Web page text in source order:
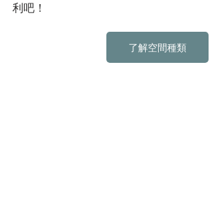
利吧！
了解空間種類